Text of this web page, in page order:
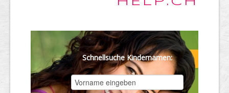
Schnellsuche Kindernamen: